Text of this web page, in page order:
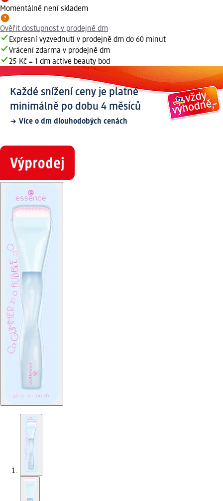
Momentálně není skladem
Ověřit dostupnost v prodejně dm
Expresní vyzvednutí v prodejně dm do 60 minut
Vrácení zdarma v prodejně dm
25 Kč = 1 dm active beauty bod
Každé snížení ceny je platné
minimálně po dobu 4 měsíců
Více o dm dlouhodobých cenách